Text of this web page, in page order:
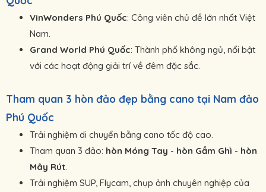
VinWonders Phú Quốc: Công viên chủ đề lớn nhất Việt
Nam.
Grand World Phú Quốc: Thành phố không ngủ, nổi bật
với các hoạt động giải trí về đêm đặc sắc.
Tham quan 3 hòn đảo đẹp bằng cano tại Nam đảo
Phú Quốc
Trải nghiệm di chuyển bằng cano tốc độ cao.
Tham quan 3 đảo: hòn Móng Tay - hòn Gầm Ghì - hòn
Mây Rút
Trải nghiệm SUP, Flycam, chụp ảnh chuyên nghiệp của